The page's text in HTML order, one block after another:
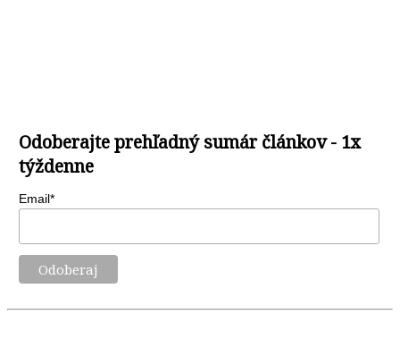
Odoberajte prehľadný sumár článkov - 1x
týždenne
Email*